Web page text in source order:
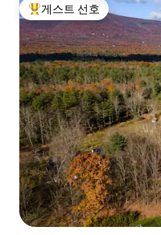
상위 게스트 선호
게스트 선호